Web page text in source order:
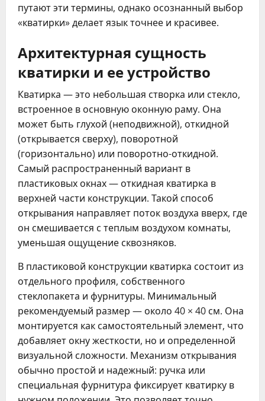
путают эти термины, однако осознанный выбор
«кватирки» делает язык точнее и красивее.
Архитектурная сущность
кватирки и ее устройство
Кватирка — это небольшая створка или стекло,
встроенное в основную оконную раму. Она
может быть глухой (неподвижной), откидной
(открывается сверху), поворотной
(горизонтально) или поворотно-откидной.
Самый распространенный вариант в
пластиковых окнах — откидная кватирка в
верхней части конструкции. Такой способ
открывания направляет поток воздуха вверх, где
он смешивается с теплым воздухом комнаты,
уменьшая ощущение сквозняков.
В пластиковой конструкции кватирка состоит из
отдельного профиля, собственного
стеклопакета и фурнитуры. Минимальный
рекомендуемый размер — около 40 × 40 см. Она
монтируется как самостоятельный элемент, что
добавляет окну жесткости, но и определенной
визуальной сложности. Механизм открывания
обычно простой и надежный: ручка или
специальная фурнитура фиксирует кватирку в